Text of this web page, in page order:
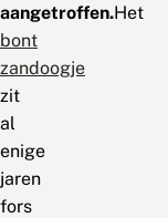
aangetroffen.Het
bont
zandoogje
zit
al
enige
jaren
fors